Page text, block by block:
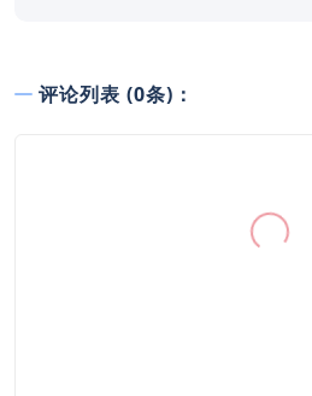
评论列表 (0条)：